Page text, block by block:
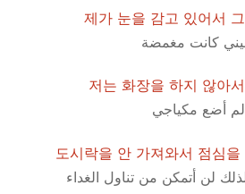
제가 눈을 감고 있어서
كانت مغمضة
저는 화장을 하지 않아
لم أضع مكياجي
도시락을 안 가져와서 점심
لن أتمكن من تناول الغداء